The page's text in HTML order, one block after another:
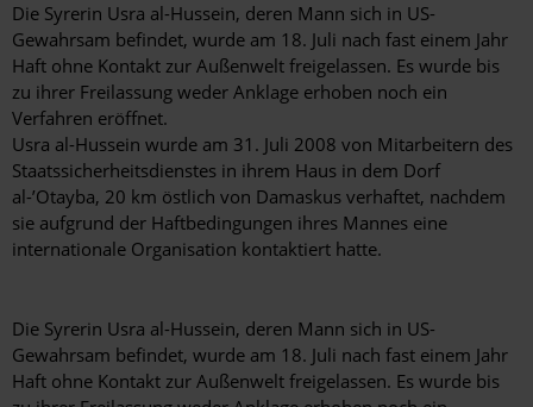
Die Syrerin Usra al-Hussein, deren Mann sich in US-
Gewahrsam befindet, wurde am 18. Juli nach fast einem Jahr
Haft ohne Kontakt zur Außenwelt freigelassen. Es wurde bis
zu ihrer Freilassung weder Anklage erhoben noch ein
Verfahren eröffnet.
Usra al-Hussein wurde am 31. Juli 2008 von Mitarbeitern des
Staatssicherheitsdienstes in ihrem Haus in dem Dorf
al-’Otayba, 20 km östlich von Damaskus verhaftet, nachdem
sie aufgrund der Haftbedingungen ihres Mannes eine
internationale Organisation kontaktiert hatte.
Die Syrerin Usra al-Hussein, deren Mann sich in US-
Gewahrsam befindet, wurde am 18. Juli nach fast einem Jahr
Haft ohne Kontakt zur Außenwelt freigelassen. Es wurde bis